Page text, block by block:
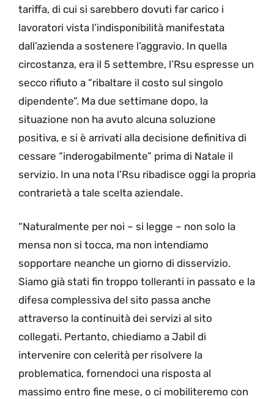
tariffa, di cui si sarebbero dovuti far carico i
lavoratori vista l’indisponibilità manifestata
dall’azienda a sostenere l’aggravio. In quella
circostanza, era il 5 settembre, l’Rsu espresse un
secco rifiuto a “ribaltare il costo sul singolo
dipendente”. Ma due settimane dopo, la
situazione non ha avuto alcuna soluzione
positiva, e si è arrivati alla decisione definitiva di
cessare “inderogabilmente” prima di Natale il
servizio. In una nota l’Rsu ribadisce oggi la propria
contrarietà a tale scelta aziendale.
“Naturalmente per noi – si legge – non solo la
mensa non si tocca, ma non intendiamo
sopportare neanche un giorno di disservizio.
Siamo già stati fin troppo tolleranti in passato e la
difesa complessiva del sito passa anche
attraverso la continuità dei servizi al sito
collegati. Pertanto, chiediamo a Jabil di
intervenire con celerità per risolvere la
problematica, fornendoci una risposta al
massimo entro fine mese, o ci mobiliteremo con